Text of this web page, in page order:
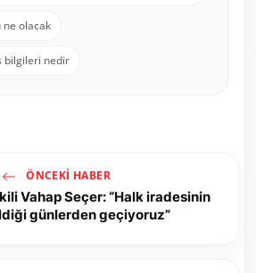
ne olacak
bilgileri nedir
ÖNCEKI HABER
Vahap Seçer: “Halk iradesinin
günlerden geçiyoruz”